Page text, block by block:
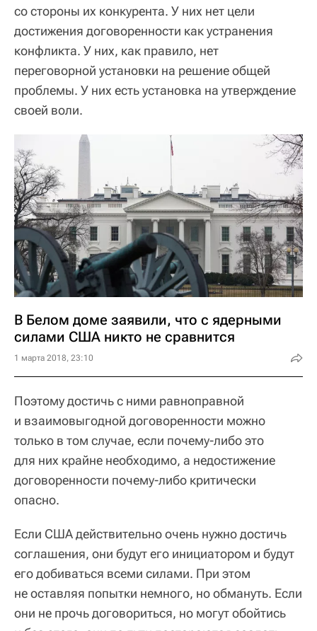
со стороны их конкурента. У них нет цели
достижения договоренности как устранения
конфликта. У них, как правило, нет
переговорной установки на решение общей
проблемы. У них есть установка на утверждение
своей воли.
В Белом доме заявили, что с ядерными
силами США никто не сравнится
1 марта 2018, 23:10
Поэтому достичь с ними равноправной
и взаимовыгодной договоренности можно
только в том случае, если почему-либо это
для них крайне необходимо, а недостижение
договоренности почему-либо критически
опасно.
Если США действительно очень нужно достичь
соглашения, они будут его инициатором и будут
его добиваться всеми силами. При этом
не оставляя попытки немного, но обмануть. Если
они не прочь договориться, но могут обойтись